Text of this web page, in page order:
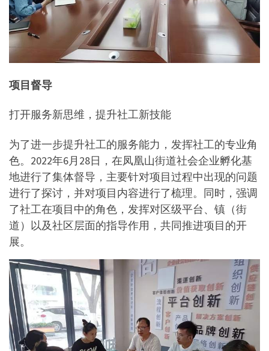
项目督导
打开服务新思维，提升社工新技能
为了进一步提升社工的服务能力，发挥社工的专业角
色。2022年6月28日，在凤凰山街道社会企业孵化基
地进行了集体督导，主要针对项目过程中出现的问题
进行了探讨，并对项目内容进行了梳理。同时，强调
了社工在项目中的角色，发挥对区级平台、镇（街
道）以及社区层面的指导作用，共同推进项目的开
展。